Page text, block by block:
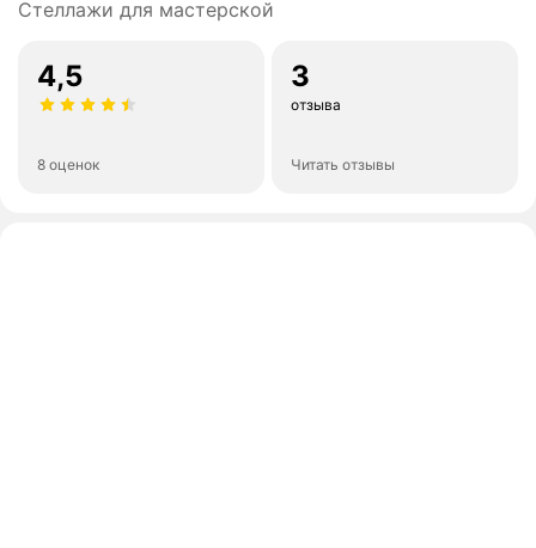
Стеллажи для мастерской
4,5
8 оценок
3
отзыва
Читать отзывы